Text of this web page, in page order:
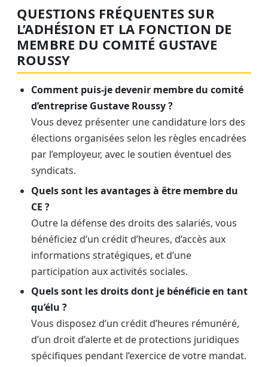
QUESTIONS FRÉQUENTES SUR
L’ADHÉSION ET LA FONCTION DE
MEMBRE DU COMITÉ GUSTAVE
ROUSSY
Comment puis-je devenir membre du comité
d’entreprise Gustave Roussy ?
Vous devez présenter une candidature lors des
élections organisées selon les règles encadrées
par l’employeur, avec le soutien éventuel des
syndicats.
Quels sont les avantages à être membre du
CE ?
Outre la défense des droits des salariés, vous
bénéficiez d’un crédit d’heures, d’accès aux
informations stratégiques, et d’une
participation aux activités sociales.
Quels sont les droits dont je bénéficie en tant
qu’élu ?
Vous disposez d’un crédit d’heures rémunéré,
d’un droit d’alerte et de protections juridiques
spécifiques pendant l’exercice de votre mandat.